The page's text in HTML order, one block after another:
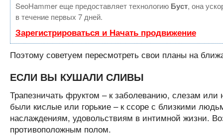
SeoHammer еще предоставляет технологию Буст, она
в течение первых 7 дней.
Зарегистрироваться и Начать продвижение
Поэтому советуем пересмотреть свои планы на
ЕСЛИ ВЫ КУШАЛИ СЛИВЫ
Трапезничать фруктом – к заболеванию, слезам
были кислые или горькие – к ссоре с близкими
наслаждениям, удовольствиям в интимной жизни.
противоположным полом.